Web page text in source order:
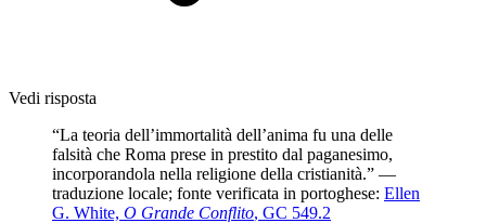
Vedi risposta
“La teoria dell’immortalità dell’anima fu una delle
falsità che Roma prese in prestito dal paganesimo,
incorporandola nella religione della cristianità.” —
traduzione locale; fonte verificata in portoghese: Ellen
G. White, O Grande Conflito, GC 549.2